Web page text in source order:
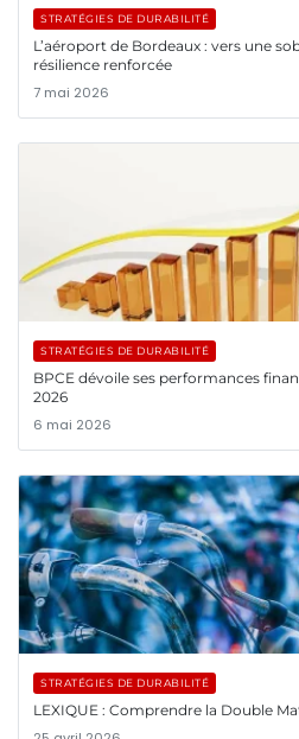
STRATÉGIES DE DURABILITÉ
L’aéroport de Bordeaux : vers une
résilience renforcée
7 mai 2026
STRATÉGIES DE DURABILITÉ
BPCE dévoile ses performances
2026
6 mai 2026
STRATÉGIES DE DURABILITÉ
LEXIQUE : Comprendre la Double